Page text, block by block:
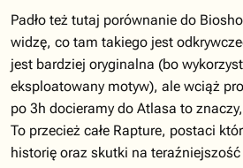
Padło też tutaj porównanie do
widzę, co tam takiego jest
jest bardziej oryginalna (bo
eksploatowany motyw), ale wciąż
po 3h docieramy do Atlasa to
To przecież całe Rapture, postaci
historię oraz skutki na